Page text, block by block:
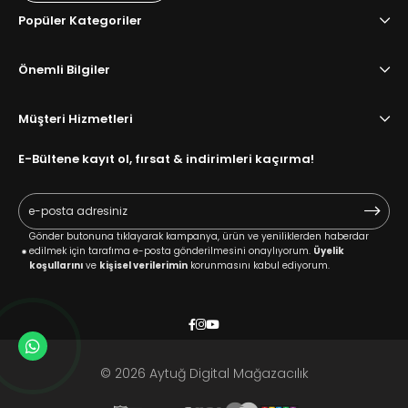
Popüler Kategoriler
Önemli Bilgiler
Müşteri Hizmetleri
E-Bültene kayıt ol, fırsat & indirimleri kaçırma!
Gönder butonuna tıklayarak kampanya, ürün ve yeniliklerden haberdar
edilmek için tarafıma e-posta gönderilmesini onaylıyorum. Üyelik
koşullarınıve kişisel verileriminkorunmasını kabul ediyorum.
© 2026 Aytuğ Digital Mağazacılık